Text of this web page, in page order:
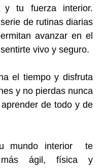
y tu fuerza interior.
de rutinas diarias
avanzar en el
vivo y seguro.
el tiempo y disfruta
y no pierdas nunca
de todo y de
mundo interior te
ágil, física y